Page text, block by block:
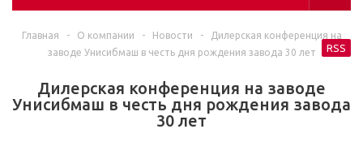
Главная - О компании - Новости -
Дилерская конференция на
заводе Унисибмаш в честь дня рождения завода 30 лет
Дилерская конференция на заводе
Унисибмаш в честь дня рождения завода
30 лет
RSS